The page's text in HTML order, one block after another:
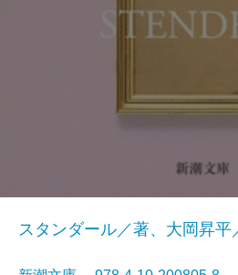
スタンダール／著、大岡昇平